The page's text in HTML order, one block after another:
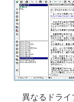
異なるドライ